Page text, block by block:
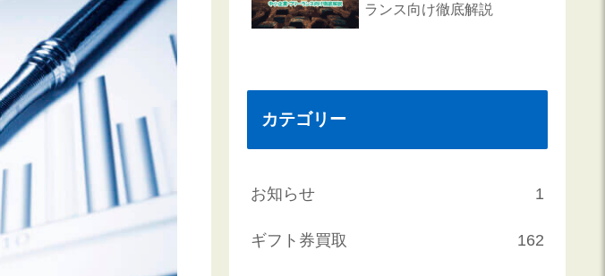
ランス向け徹底解説
カテゴリー
お知らせ 1
ギフト券買取 162